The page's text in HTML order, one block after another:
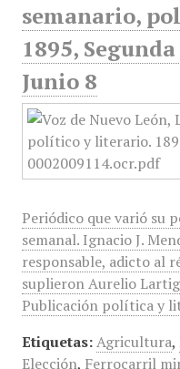
semanario,
1895,
Junio 8
Periódico que varió su
semanal. Ignacio J.
responsable, adicto al
suplieron Aurelio
Publicación política y
Etiquetas: Agricultura,
Elección, Ferrocarril